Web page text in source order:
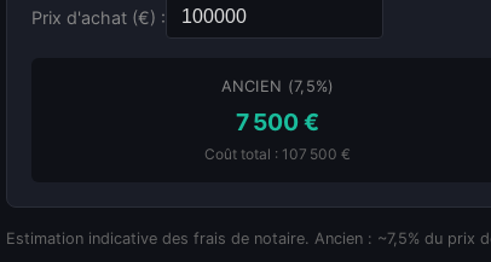
Prix d'achat (€) :
ANCIEN (7,5%)
7 500 €
Coût total : 107 500 €
Estimation indicative des frais de notaire. Ancien : ~7,5% du prix